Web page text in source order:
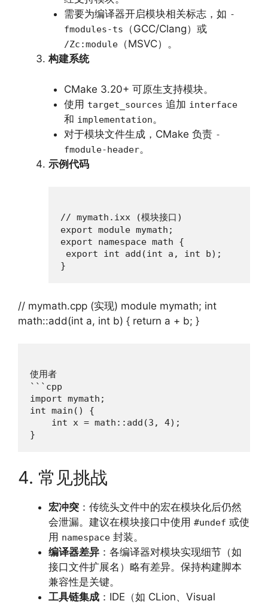
需要为编译器开启模块相关标志，如 -
fmodules-ts （GCC/Clang）或
/Zc:module（MSVC）。
构建系统
CMake 3.20+ 可原生支持模块。
使用 target_sources 追加 interface
和 implementation。
对于模块文件生成，CMake 负责 -
fmodule-header。
示例代码
// mymath.ixx (模块接口)
export module mymath;
export namespace math {
export int add(int a, int b);
}
// mymath.cpp (实现) module mymath; int
math::add(int a, int b) { return a + b; }
使用者
```cpp
import mymath;
int main() {
    int x = math::add(3, 4);
}
4. 常见挑战
宏冲突 ：传统头文件中的宏在模块化后仍然
会泄漏。建议在模块接口中使用 #undef 或使
用 namespace 封装。
编译器差异 ：各编译器对模块实现细节（如
接口文件扩展名）略有差异。保持构建脚本
兼容性是关键。
工具链集成 ：IDE（如 CLion、Visual